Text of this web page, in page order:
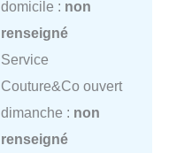
domicile : non
renseigné
Service
Couture&Co ouvert
dimanche : non
renseigné